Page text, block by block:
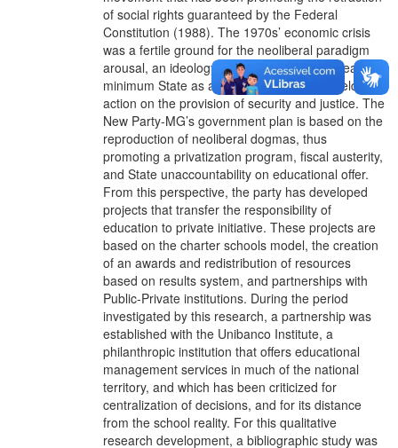
of social rights guaranteed by the Federal
Constitution (1988). The 1970s’ economic crisis
was a fertile ground for the neoliberal paradigm
arousal, an ideology that establishes the idea of a
minimum State as a model, restricting its field of
action on the provision of security and justice. The
New Party-MG’s government plan is based on the
reproduction of neoliberal dogmas, thus
promoting a privatization program, fiscal austerity,
and State unaccountability on educational offer.
From this perspective, the party has developed
projects that transfer the responsibility of
education to private initiative. These projects are
based on the charter schools model, the creation
of an awards and redistribution of resources
based on results system, and partnerships with
Public-Private institutions. During the period
investigated by this research, a partnership was
established with the Unibanco Institute, a
philanthropic institution that offers educational
management services in much of the national
territory, and which has been criticized for
centralization of decisions, and for its distance
from the school reality. For this qualitative
research development, a bibliographic study was